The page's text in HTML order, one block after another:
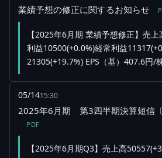
業績予想の修正に関するお知らせ
【2025年6月期 業績予想修正】売
利益10500(+0.0%)経常利益
21305(+19.7%) EPS（基）407.6円/
05/1415:30
2025年6月期 第3四半期決算短信〔
PDF
【2025年6月期Q3】売上高